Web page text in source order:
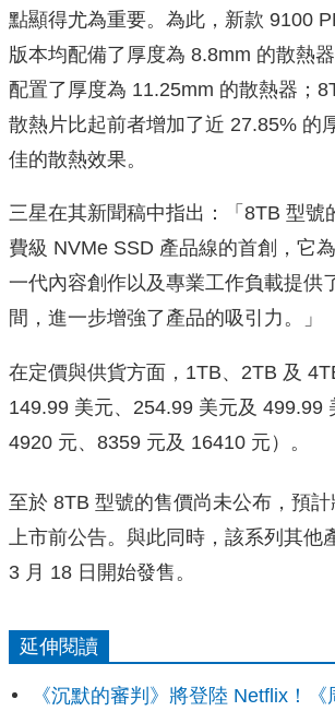
點顯得尤為重要。為此，新款 9100
版本均配備了厚度為 8.8mm 的散熱
配置了厚度為 11.25mm 的散熱器；
散熱片比起前者增加了近 27.85% 的
佳的散熱效果。
三星在其新聞稿中指出：「8TB 型號
費級 NVMe SSD 產品線的首創，它
一代內容創作以及專業工作負載提供
間，進一步增強了產品的吸引力。」
在定價與供貨方面，1TB、2TB 及
149.99 美元、254.99 美元及 499.99
4920 元、8359 元及 16410 元）。
至於 8TB 型號的售價尚未公布，預
上市前公告。與此同時，該系列其他
3 月 18 日開始發售。
延伸閱讀
《沉默的審判》將登陸 Netflix！《